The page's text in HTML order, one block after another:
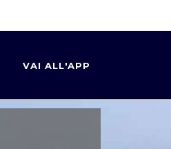
VAI ALL'APP